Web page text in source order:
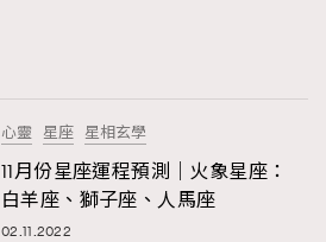
心靈 星座 星相玄學
11月份星座運程預測｜火象星座：
白羊座、獅子座、人馬座
02.11.2022